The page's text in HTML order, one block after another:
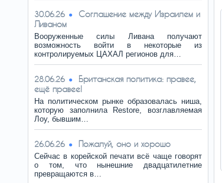
30.06.26
Соглашение между Израилем и
Ливаном
Вооруженные силы Ливана получают
возможность войти в некоторые из
контролируемых ЦАХАЛ регионов для…
28.06.26
Британская политика: правее,
ещё правее!
На политическом рынке образовалась ниша,
которую заполнила Restore, возглавляемая
Лоу, бывшим…
26.06.26 Пожалуй, оно и хорошо
Сейчас в корейской печати всё чаще говорят
о том, что нынешние двадцатилетние
превращаются в…